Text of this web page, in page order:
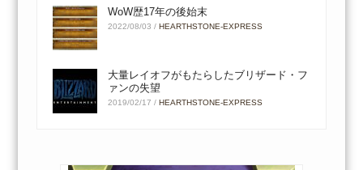
WoW歴17年の後始末
2022/08/03 /HEARTHSTONE-EXPRESS
大量レイオフがもたらしたブリザード・フ
ァンの失望
2019/02/17 /HEARTHSTONE-EXPRESS